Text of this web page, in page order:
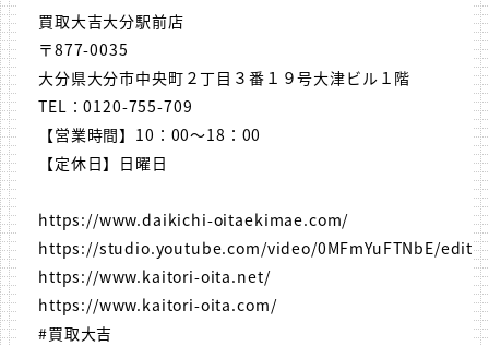
買取大吉大分駅前店
〒877-0035
大分県大分市中央町２丁目３番１９号大津ビル１階
TEL：0120-755-709
【営業時間】10：00～18：00
【定休日】日曜日
https://www.daikichi-oitaekimae.com/
https://studio.youtube.com/video/0MFmYuFTNbE/edit
https://www.kaitori-oita.net/
https://www.kaitori-oita.com/
#買取大吉